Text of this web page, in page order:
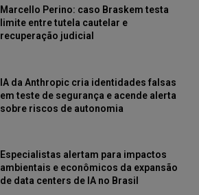
Marcello Perino: caso Braskem testa
limite entre tutela cautelar e
recuperação judicial
IA da Anthropic cria identidades falsas
em teste de segurança e acende alerta
sobre riscos de autonomia
Especialistas alertam para impactos
ambientais e econômicos da expansão
de data centers de IA no Brasil